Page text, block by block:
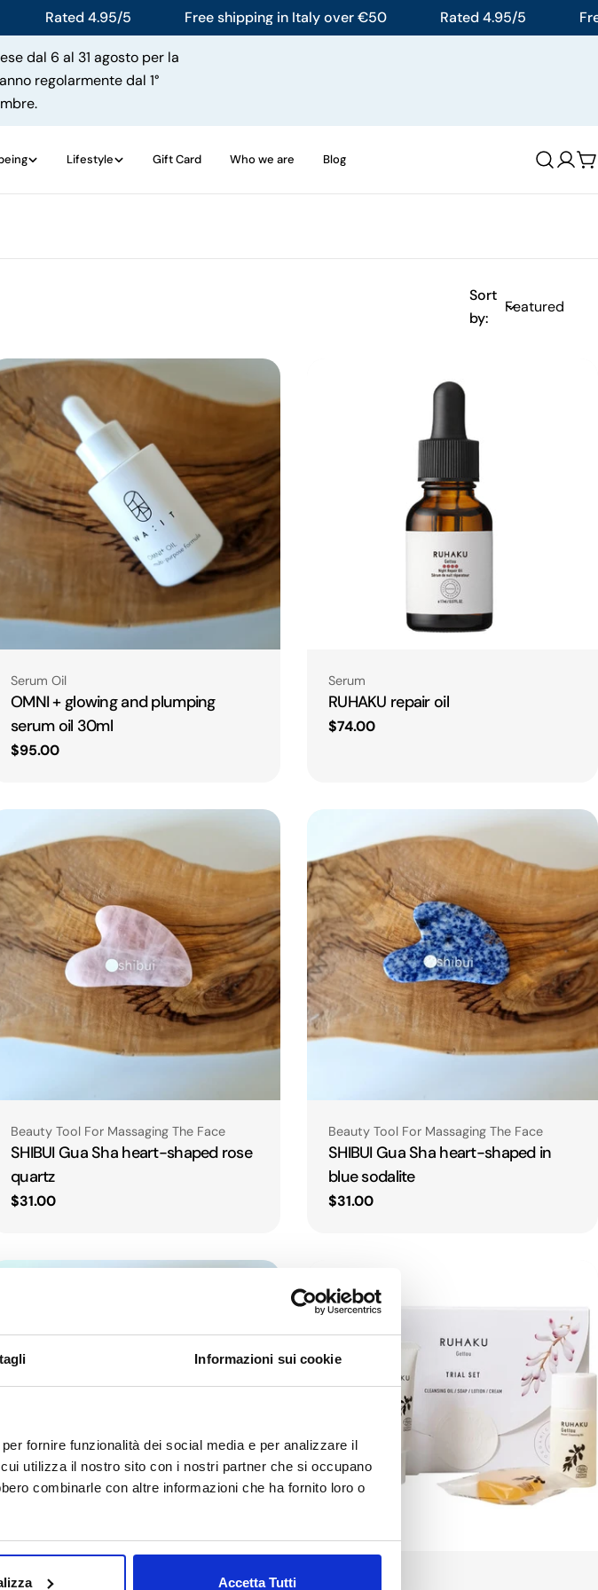
Informazioni sui cookie
fornire funzionalità dei social media e per analizzare il
utilizza il nostro sito con i nostri partner che si occupano
combinarle con altre informazioni che ha fornito loro o
Accetta Tutti
Rated 4.95/5 Free shipping in Italy over €50 Rated 4.95/5 Free
dal 6 al 31 agosto per la
regolarmente dal 1°
Lifestyle Gift Card Who we are Blog
Log
in
Sort
by:
Type:
Serum Oil
OMNI + glowing and plumping
serum oil 30ml
Regular
$95.00
Type:
Serum
RUHAKU repair oil
Regular
$74.00
Type:
Beauty Tool For Massaging The Face
SHIBUI Gua Sha heart-shaped rose
quartz
Regular
$31.00
Type:
Beauty Tool For Massaging The Face
SHIBUI Gua Sha heart-shaped in
blue sodalite
Regular
$31.00
Type:
Beauty Tool For Massaging The Face